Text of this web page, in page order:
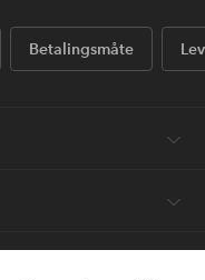
Betalingsmåte